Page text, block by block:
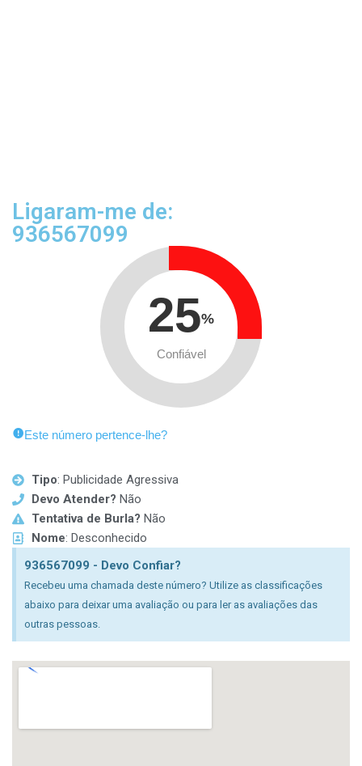
Ligaram-me de:
936567099
25%
Confiável
Este número pertence-lhe?
Tipo: Publicidade Agressiva
Devo Atender? Não
Tentativa de Burla? Não
Nome: Desconhecido
936567099 - Devo Confiar?
Recebeu uma chamada deste número? Utilize as classificações
abaixo para deixar uma avaliação ou para ler as avaliações das
outras pessoas.